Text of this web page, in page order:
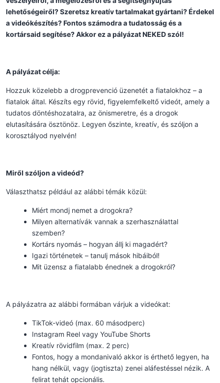
lehetőségeiről? Szeretsz kreatív tartalmakat gyártani? Érdekel
a videókészítés? Fontos számodra a tudatosság és a
kortársaid segítése? Akkor ez a pályázat NEKED szól!
A pályázat célja:
Hozzuk közelebb a drogprevenció üzenetét a fiatalokhoz – a
fiatalok által. Készíts egy rövid, figyelemfelkeltő videót, amely a
tudatos döntéshozatalra, az önismeretre, és a drogok
elutasítására ösztönöz. Legyen őszinte, kreatív, és szóljon a
korosztályod nyelvén!
Miről szóljon a videód?
Választhatsz például az alábbi témák közül:
Miért mondj nemet a drogokra?
Milyen alternatívák vannak a szerhasználattal
szemben?
Kortárs nyomás – hogyan állj ki magadért?
Igazi történetek – tanulj mások hibáiból!
Mit üzensz a fiatalabb énednek a drogokról?
A pályázatra az alábbi formában várjuk a videókat:
TikTok-videó (max. 60 másodperc)
Instagram Reel vagy YouTube Shorts
Kreatív rövidfilm (max. 2 perc)
Fontos, hogy a mondanivaló akkor is érthető legyen, ha
hang nélkül, vagy (jogtiszta) zenei aláfestéssel nézik. A
felirat tehát opcionális.